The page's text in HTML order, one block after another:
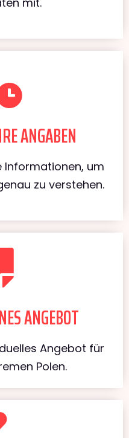
ANGABEN
Informationen, um
zu verstehen.
ANGEBOT
Angebot für
Polen.